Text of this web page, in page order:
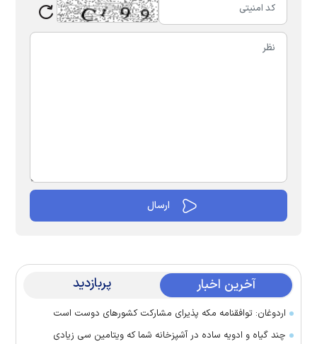
آخرین اخبار پربازدید
اردوغان: توافقنامه مکه پذیرای مشارکت کشور‌های دوست است
چند گیاه و ادویه ساده در آشپزخانه شما که ویتامین سی زیادی